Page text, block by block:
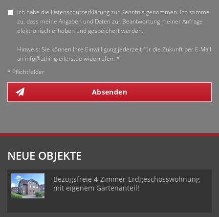
Ich habe die Datenschutzerklärungzur Kenntnis genommen. Ich stimme
zu, dass meine Angaben und Daten zur Beantwortung meiner Anfrage
elektronisch erhoben und gespeichert werden.
Hinweis: Sie können Ihre Einwilligung jederzeit für die Zukunft per E-Mail
an info@athing-eilers.de widerrufen. *
* Pflichtfelder
Absenden
NEUE OBJEKTE
Bezugsfreie 4-Zimmer-Erdgeschosswohnung
mit eigenem Gartenanteil!